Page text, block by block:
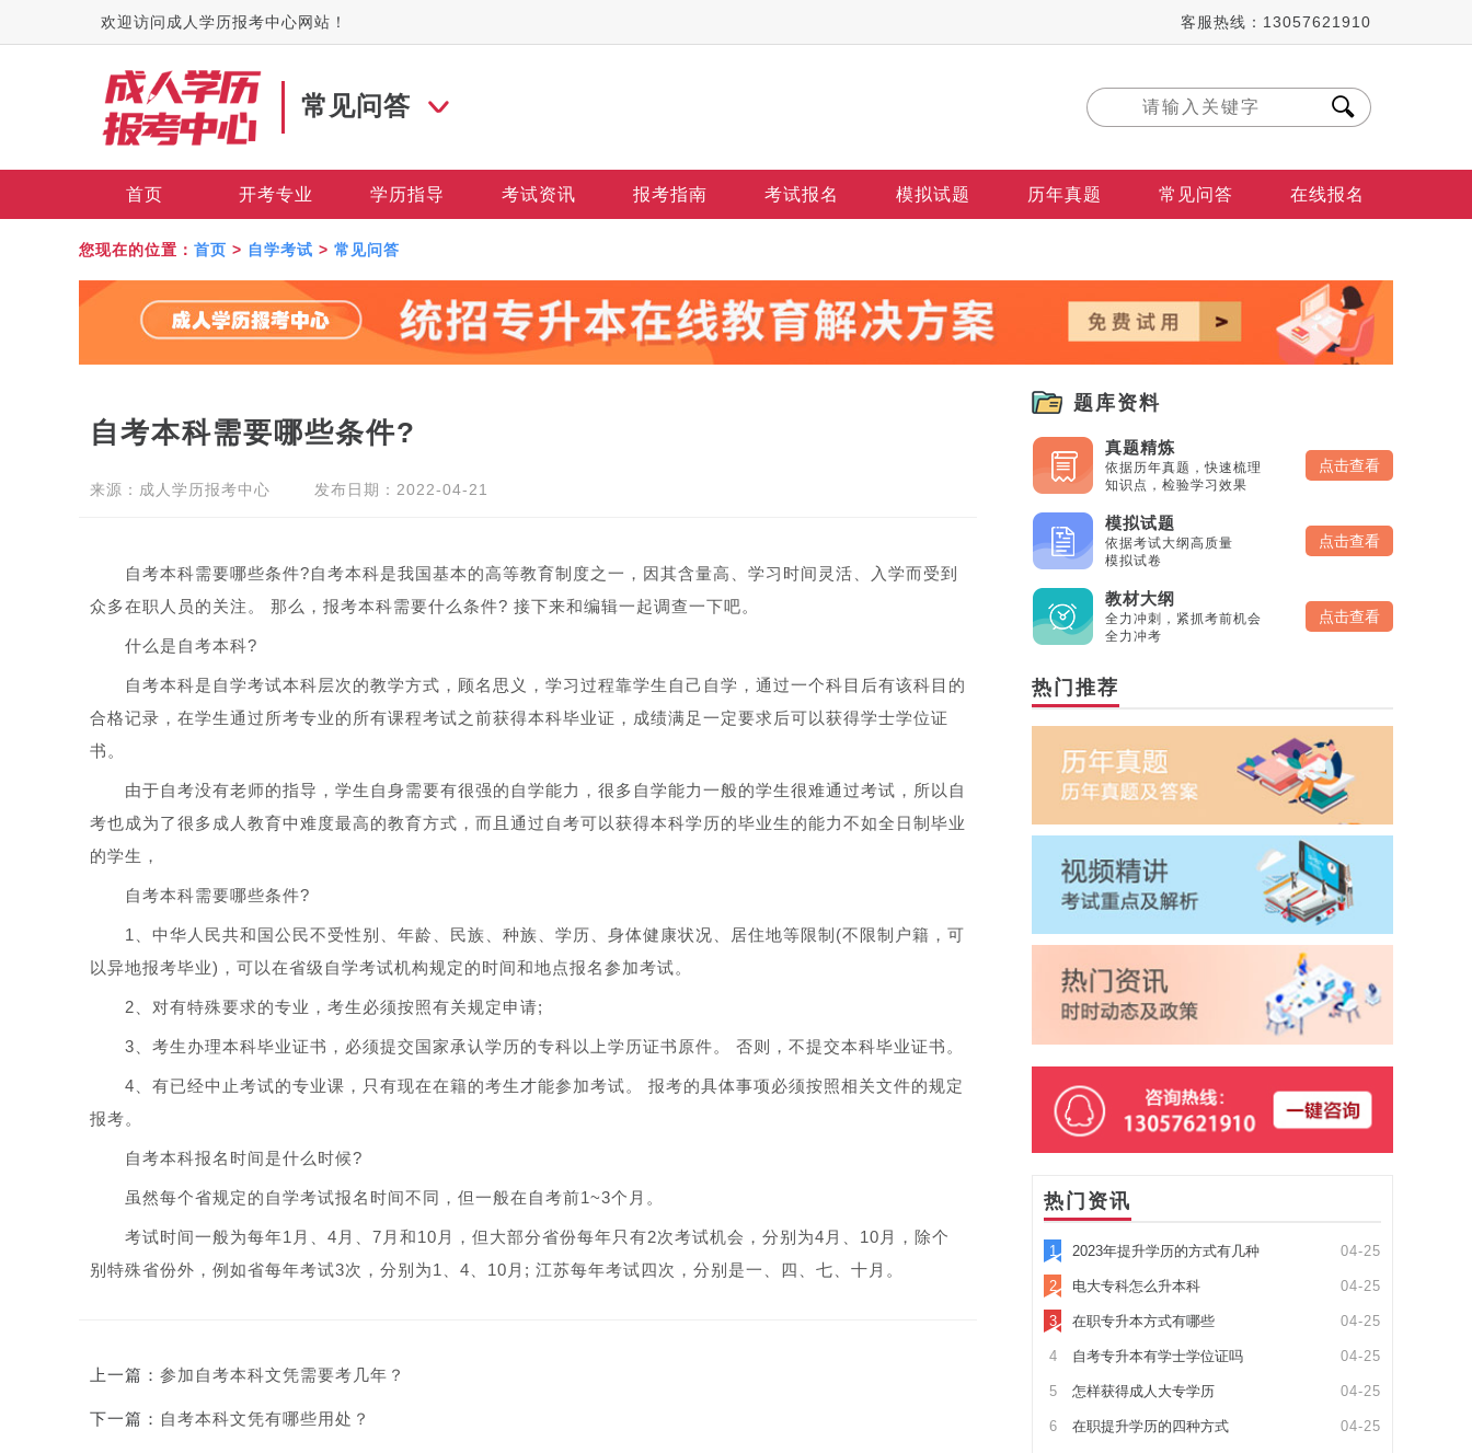
欢迎访问成人学历报考中心网站！ 客服热线：13057621910
常见问答
首页 开考专业 学历指导 考试资讯 报考指南 考试报名 模拟试题 历年真题 常见问答 在线报名
您现在的位置： 首页 > 自学考试 > 常见问答
自考本科需要哪些条件?
来源： 成人学历报考中心 发布日期：2022-04-21
自考本科需要哪些条件?自考本科是我国基本的高等教育制度之一，因其含量高、学习时间灵活、入学而受到
众多在职人员的关注。 那么，报考本科需要什么条件? 接下来和编辑一起调查一下吧。
什么是自考本科?
自考本科是自学考试本科层次的教学方式，顾名思义，学习过程靠学生自己自学，通过一个科目后有该科目的
合格记录，在学生通过所考专业的所有课程考试之前获得本科毕业证，成绩满足一定要求后可以获得学士学位证
书。
由于自考没有老师的指导，学生自身需要有很强的自学能力，很多自学能力一般的学生很难通过考试，所以自
考也成为了很多成人教育中难度最高的教育方式，而且通过自考可以获得本科学历的毕业生的能力不如全日制毕业
的学生，
自考本科需要哪些条件?
1、中华人民共和国公民不受性别、年龄、民族、种族、学历、身体健康状况、居住地等限制(不限制户籍，可
以异地报考毕业)，可以在省级自学考试机构规定的时间和地点报名参加考试。
2、对有特殊要求的专业，考生必须按照有关规定申请;
3、考生办理本科毕业证书，必须提交国家承认学历的专科以上学历证书原件。 否则，不提交本科毕业证书。
4、有已经中止考试的专业课，只有现在在籍的考生才能参加考试。 报考的具体事项必须按照相关文件的规定
报考。
自考本科报名时间是什么时候?
虽然每个省规定的自学考试报名时间不同，但一般在自考前1~3个月。
考试时间一般为每年1月、4月、7月和10月，但大部分省份每年只有2次考试机会，分别为4月、10月，除个
别特殊省份外，例如省每年考试3次，分别为1、4、10月; 江苏每年考试四次，分别是一、四、七、十月。
上一篇： 参加自考本科文凭需要考几年？
下一篇： 自考本科文凭有哪些用处？
题库资料
真题精炼
依据历年真题，快速梳理
知识点，检验学习效果
点击查看
模拟试题
依据考试大纲高质量
模拟试卷
点击查看
教材大纲
全力冲刺，紧抓考前机会
全力冲考
点击查看
热门推荐
热门资讯
1 2023年提升学历的方式有几种 04-25
2 电大专科怎么升本科 04-25
3 在职专升本方式有哪些 04-25
4 自考专升本有学士学位证吗 04-25
5 怎样获得成人大专学历 04-25
6 在职提升学历的四种方式 04-25